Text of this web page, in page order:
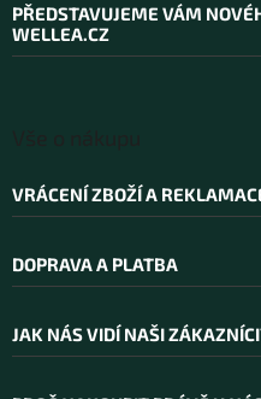
PŘEDSTAVUJEME VÁM
WELLEA.CZ
VRÁCENÍ ZBOŽÍ A
DOPRAVA A PLATBA
JAK NÁS VIDÍ NAŠI